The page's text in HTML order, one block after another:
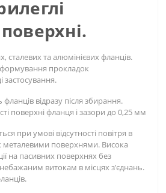
сталевих та алюмінієвих фланців.
прокладок
застосування.
відразу після збирання.
поверхні фланця і зазори до 0,25 мм
при умові відсутності повітря в
металевими поверхнями. Висока
на пасивних поверхнях без
витокам в місцях з'єднань.